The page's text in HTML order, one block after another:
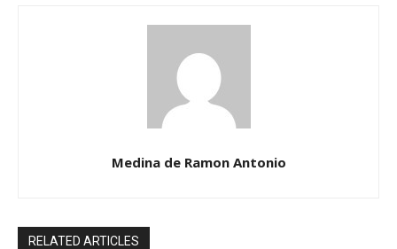
Medina de Ramon Antonio
RELATED ARTICLES